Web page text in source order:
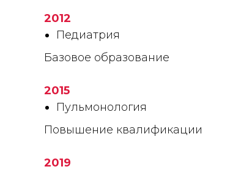
2012
Педиатрия
Базовое образование
2015
Пульмонология
Повышение квалификации
2019